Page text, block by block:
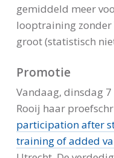
gemiddeld meer
looptraining zonder
groot (statistisch
Promotie
Vandaag, dinsdag
Rooij haar
participation after
training of added